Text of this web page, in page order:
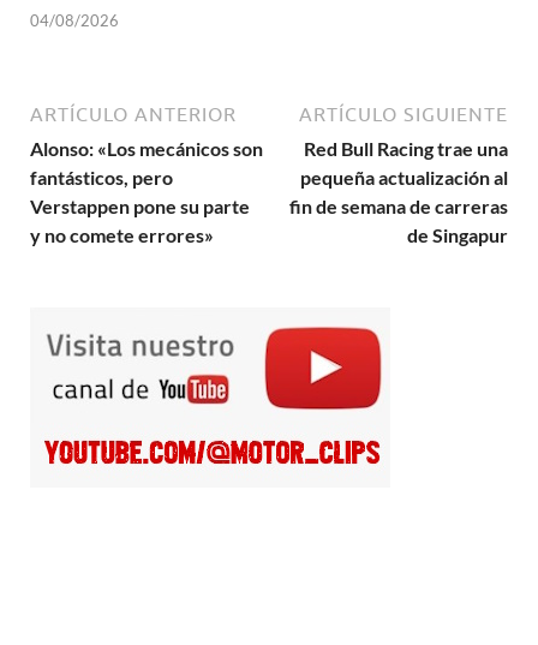
04/08/2026
ARTÍCULO ANTERIOR
Alonso: «Los mecánicos son
fantásticos, pero
Verstappen pone su parte
y no comete errores»
ARTÍCULO SIGUIENTE
Red Bull Racing trae una
pequeña actualización al
fin de semana de carreras
de Singapur